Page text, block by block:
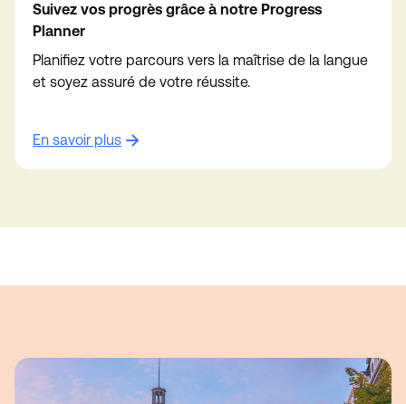
Suivez vos progrès grâce à notre Progress
Planner
Planifiez votre parcours vers la maîtrise de la langue
et soyez assuré de votre réussite.
En savoir plus